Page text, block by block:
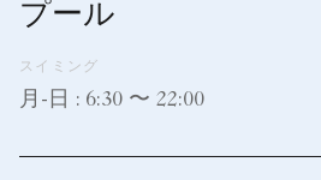
プール
スイミング
月-日 : 6:30 〜 22:00